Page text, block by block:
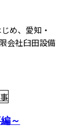
め、愛知・
会社臼田設備
～